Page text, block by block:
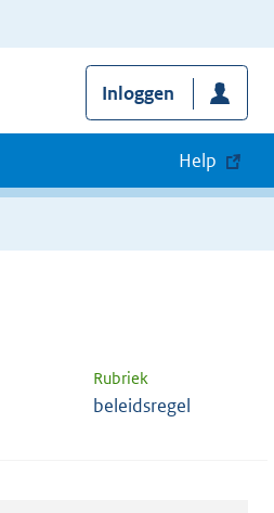
Inloggen
Help
Rubriek
beleidsregel